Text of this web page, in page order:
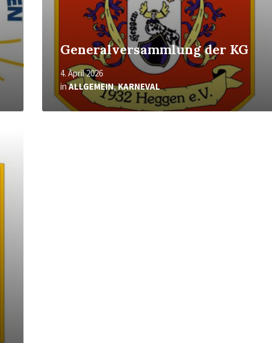
Generalversammlung der KG
4. April 2026
inALLGEMEIN,KARNEVAL